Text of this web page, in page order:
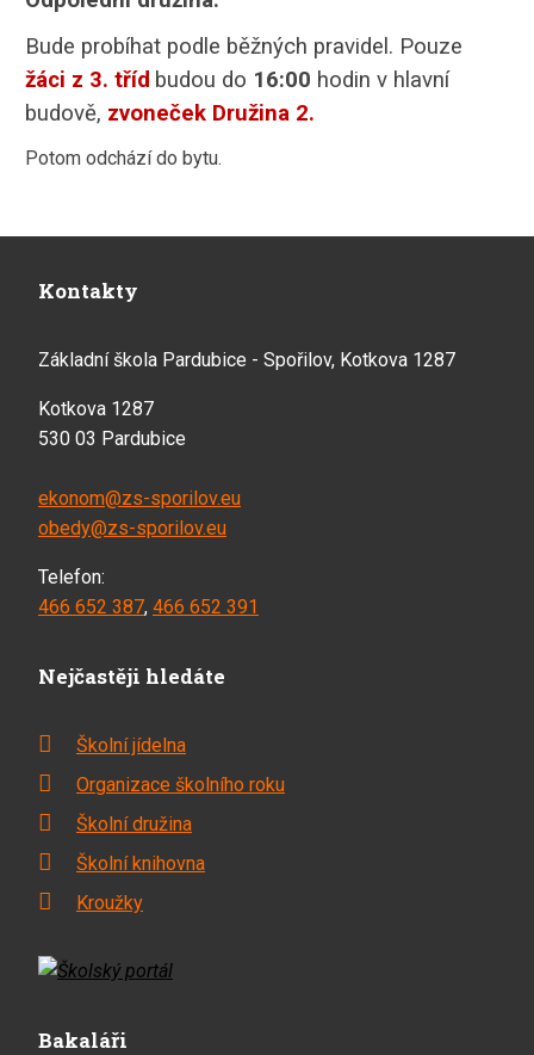
Bude probíhat podle běžných pravidel. Pouze
žáci z 3. tříd budou do 16:00 hodin v hlavní
budově, zvoneček Družina 2.
Potom odchází do bytu.
Kontakty
Základní škola Pardubice - Spořilov, Kotkova 1287
Kotkova 1287
530 03 Pardubice
ekonom@zs-sporilov.eu
obedy@zs-sporilov.eu
Telefon:
466 652 387, 466 652 391
Nejčastěji hledáte
Školní jídelna
Organizace školního roku
Školní družina
Školní knihovna
Kroužky
Bakaláři